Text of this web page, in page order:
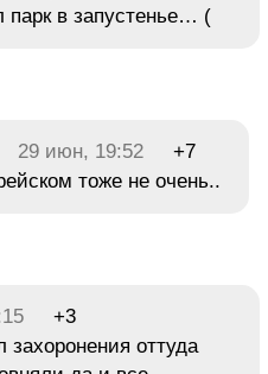
парк в запустенье… (
29 июн, 19:52
+7
тоже не очень..
+3
оттуда